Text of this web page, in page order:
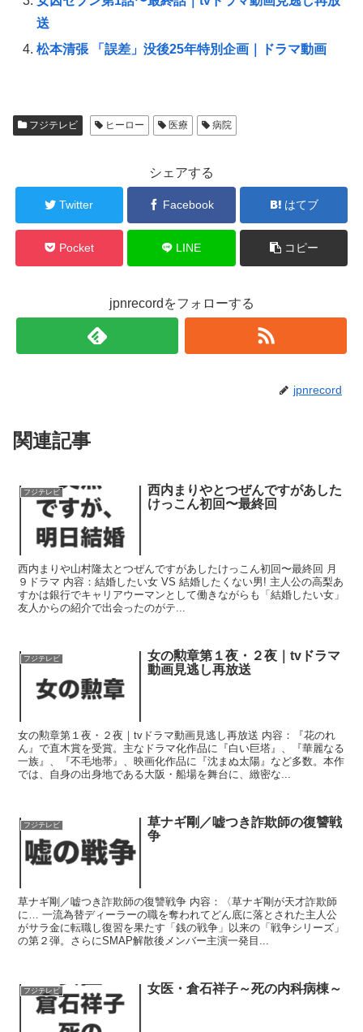
有
(
新
い
ウ
開
き
ま
ク
し
て
新
い
開
き
ま
す
)
有
い
ウ
開
き
ま
送
松本清張 「誤差」没後25年特別企画｜ドラマ動画
フジテレビ ヒーロー 医療 病院
シェアする
Twitter Facebook はてブ
Pocket LINE コピー
jpnrecordをフォローする
jpnrecord
関連記事
フジテレビ
西内まりやとつぜんですがあした
けっこん初回〜最終回
西内まりや山村隆太とつぜんですがあしたけっこん初回〜最終回 月
９ドラマ 内容：結婚したい女 VS 結婚したくない男! 主人公の高梨あ
すかは銀行でキャリアウーマンとして働きながらも「結婚したい女」
友人からの紹介で出会ったのがテ...
フジテレビ
女の勲章第１夜・２夜｜tvドラマ
動画見逃し再放送
女の勲章第１夜・２夜｜tvドラマ動画見逃し再放送 内容：『花のれ
ん』で直木賞を受賞。主なドラマ化作品に『白い巨塔』、『華麗なる
一族』、『不毛地帯』、映画化作品に『沈まぬ太陽』など多数。本作
では、自身の出身地である大阪・船場を舞台に、緻密な...
フジテレビ
草ナギ剛／嘘つき詐欺師の復讐戦
争
草ナギ剛／嘘つき詐欺師の復讐戦争 内容：〈草ナギ剛が天才詐欺師
に… 一流為替ディーラーの職を奪われてどん底に落とされた主人公
がサラ金に転職し復習を果たす「銭の戦争」以来の「戦争シリーズ」
の第２弾。さらにSMAP解散後メンバー主演一発目...
フジテレビ 女医・倉石祥子～死の内科病棟～